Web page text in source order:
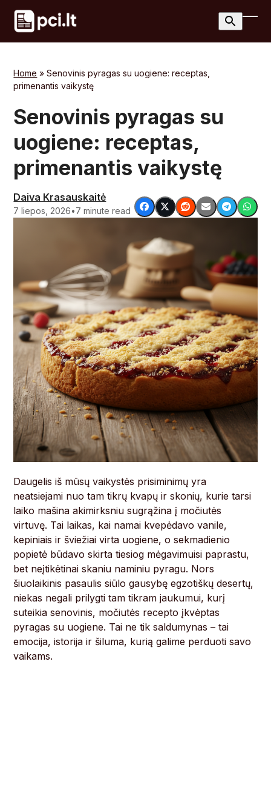
Skip
content
Home »Senovinis pyragas su uogiene: receptas,
primenantis vaikystę
Senovinis pyragas su
uogiene: receptas,
primenantis vaikystę
Daiva Krasauskaitė
7 liepos, 2026•7 minute read
Daugelis iš mūsų vaikystės prisiminimų yra
neatsiejami nuo tam tikrų kvapų ir skonių, kurie tarsi
laiko mašina akimirksniu sugrąžina į močiutės
virtuvę. Tai laikas, kai namai kvepėdavo vanile,
kepiniais ir šviežiai virta uogiene, o sekmadienio
popietė būdavo skirta tiesiog mėgavimuisi paprastu,
bet neįtikėtinai skaniu naminiu pyragu. Nors
šiuolaikinis pasaulis siūlo gausybę egzotiškų desertų,
niekas negali prilygti tam tikram jaukumui, kurį
suteikia senovinis, močiutės recepto įkvėptas
pyragas su uogiene. Tai ne tik saldumynas – tai
emocija, istorija ir šiluma, kurią galime perduoti savo
vaikams.